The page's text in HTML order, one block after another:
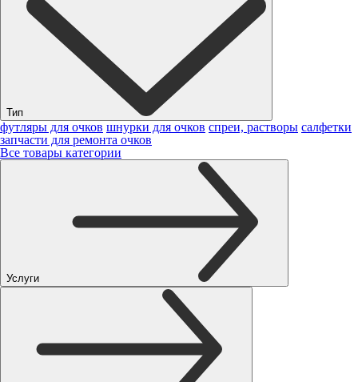
Тип
футляры для очков шнурки для очков спреи, растворы салфетки
запчасти для ремонта очков
Все товары категории
Услуги